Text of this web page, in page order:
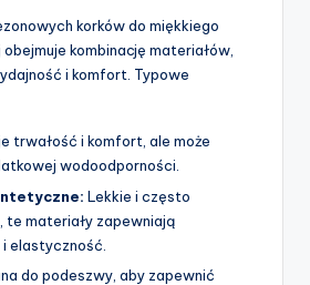
korków do miękkiego
kombinację materiałów,
i komfort. Typowe
trwałość i komfort, ale może
wodoodporności.
Lekkie i często
te materiały zapewniają
elastyczność.
do podeszwy, aby zapewnić